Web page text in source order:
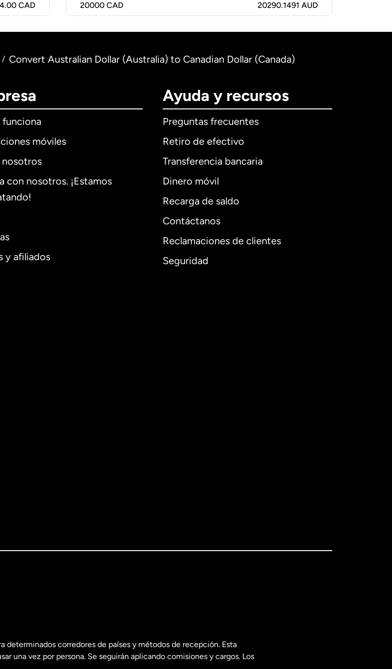
CAD 20000 CAD 20290.1491 AUD
/ Convert Australian Dollar (Australia) to Canadian Dollar (Canada)
funciona
móviles
nosotros
con nosotros. ¡Estamos
y afiliados
Ayuda y recursos
Preguntas frecuentes
Retiro de efectivo
Transferencia bancaria
Dinero móvil
Recarga de saldo
Contáctanos
Reclamaciones de clientes
Seguridad
determinados corredores de países y métodos de recepción. Esta
una vez por persona. Se seguirán aplicando comisiones y cargos. Los